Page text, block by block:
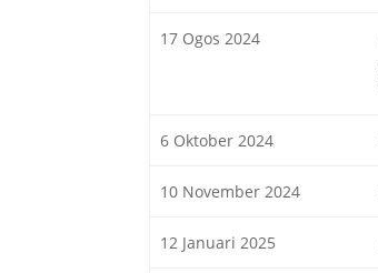
17 Ogos 2024
6 Oktober 2024
10 November 2024
12 Januari 2025